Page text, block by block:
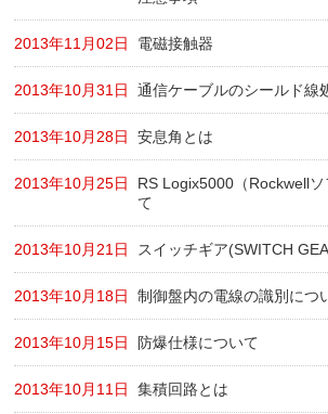
2013年11月02日 電磁接触器
2013年10月31日 通信ケーブルのシールド線
2013年10月28日 安息角とは
2013年10月25日
RS Logix5000（Rockwell
て
2013年10月21日 スイッチギア(SWITCH
2013年10月18日 制御盤内の電線の識別につ
2013年10月15日 防爆仕様について
2013年10月11日 集積回路とは